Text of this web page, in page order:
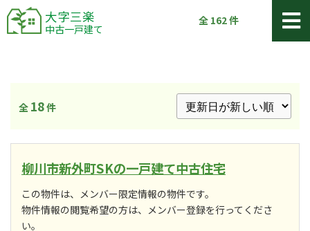
大字三楽
中古一戸建て
全 162件
全 18件
柳川市新外町SKの一戸建て中古住宅
この物件は、メンバー限定情報の物件です。
物件情報の閲覧希望の方は、メンバー登録を行ってくださ
い。